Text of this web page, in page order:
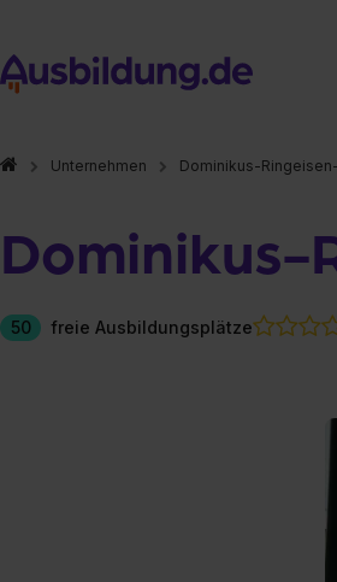
Unternehmen Dominikus-
Dominikus-
50 freie Ausbildungsplätze
Das